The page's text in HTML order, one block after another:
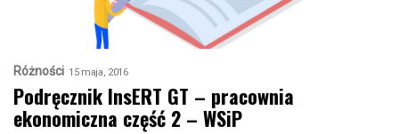
Różności 15 maja, 2016
Podręcznik InsERT GT – pracownia
ekonomiczna część 2 – WSiP